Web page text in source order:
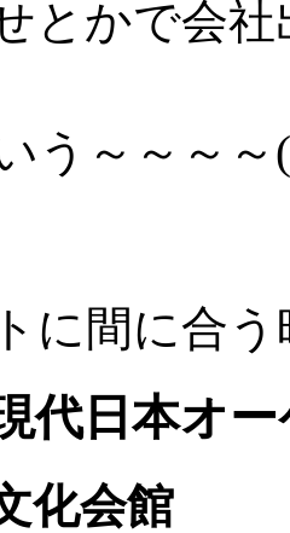
とかで会
う～～～～
に間に合
代日本オ
化会館